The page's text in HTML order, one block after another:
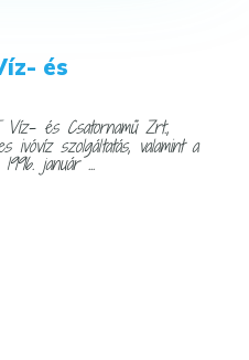
és
és Csatornamű Zrt.,
ivóvíz szolgáltatás, valamint a
január ...